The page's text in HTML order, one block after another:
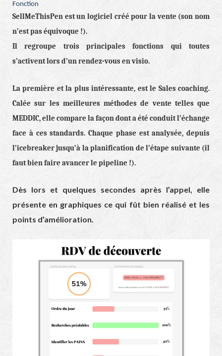
Fonction
SellMeThisPen est un logiciel créé pour la vente (son nom
n’est pas équivoque !).
Il regroupe trois principales fonctions qui toutes
s’activent lors d’un rendez-vous en visio.
La première et la plus intéressante, est le Sales coaching.
Calée sur les meilleures méthodes de vente telles que
MEDDIC, elle compare la façon dont a été conduit l’échange
face à ces standards. Chaque phase est analysée, depuis
l’icebreaker jusqu’à la planification de l’étape suivante (il
faut bien faire avancer le pipeline !).
Dès lors et quelques secondes après l’appel, elle
présente en graphiques ce qui fût bien réalisé et les
points d’amélioration.